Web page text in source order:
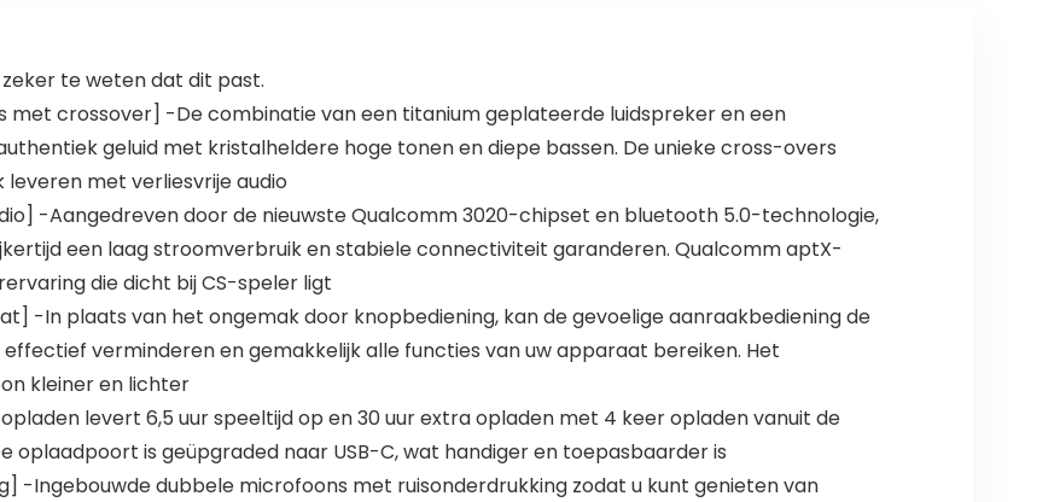
te weten dat dit past.
met crossover] -De combinatie van een titanium geplateerde luidspreker en een
geluid met kristalheldere hoge tonen en diepe bassen. De unieke cross-overs
met verliesvrije audio
-Aangedreven door de nieuwste Qualcomm 3020-chipset en bluetooth 5.0-technologie,
een laag stroomverbruik en stabiele connectiviteit garanderen. Qualcomm aptX-
die dicht bij CS-speler ligt
-In plaats van het ongemak door knopbediening, kan de gevoelige aanraakbediening de
verminderen en gemakkelijk alle functies van uw apparaat bereiken. Het
kleiner en lichter
levert 6,5 uur speeltijd op en 30 uur extra opladen met 4 keer opladen vanuit de
is geüpgraded naar USB-C, wat handiger en toepasbaarder is
-Ingebouwde dubbele microfoons met ruisonderdrukking zodat u kunt genieten van